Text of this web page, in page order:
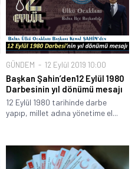
GÜNDEM 12 Eylül 2019 10:00
Başkan Şahin’den12 Eylül 1980
Darbesinin yıl dönümü mesajı
12 Eylül 1980 tarihinde darbe
yapıp, millet adına yönetime el...